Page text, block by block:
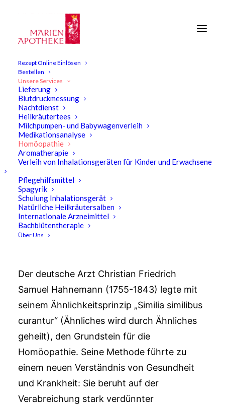
Rezept Online Einlösen
Bestellen
Unsere Services
Lieferung
Blutdruckmessung
Nachtdienst
Heilkräutertees
Milchpumpen- und Babywagenverleih
Medikationsanalyse
Homöopathie
Aromatherapie
Verleih von Inhalationsgeräten für Kinder und Erwachsene
Pflegehilfsmittel
Spagyrik
Schulung Inhalationsgerät
Natürliche Heilkräutersalben
Internationale Arzneimittel
Bachblütentherapie
Über Uns
Homöopathie
Was ist Homöopathie?
Der deutsche Arzt Christian Friedrich
Samuel Hahnemann (1755-1843) legte mit
seinem Ähnlichkeitsprinzip „Similia similibus
curantur“ (Ähnliches wird durch Ähnliches
geheilt), den Grundstein für die
Homöopathie. Seine Methode führte zu
einem neuen Verständnis von Gesundheit
und Krankheit: Sie beruht auf der
Verabreichung stark verdünnter